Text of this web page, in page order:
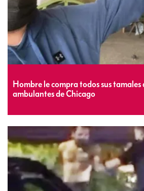
Hombre le compra todos sus tamales
ambulantes de Chicago